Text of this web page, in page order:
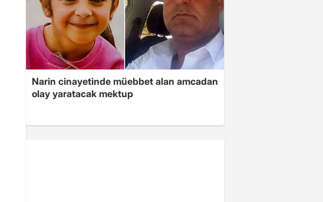
Narin cinayetinde müebbet alan amcadan
olay yaratacak mektup